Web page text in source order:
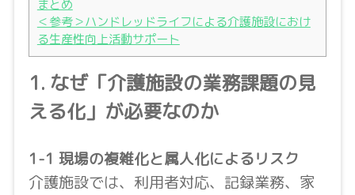
まとめ
＜参考＞ハンドレッドライフによる介護施設におけ
る生産性向上活動サポート
1. なぜ「介護施設の業務課題の見
える化」が必要なのか
1-1 現場の複雑化と属人化によるリスク
介護施設では、利用者対応、記録業務、家